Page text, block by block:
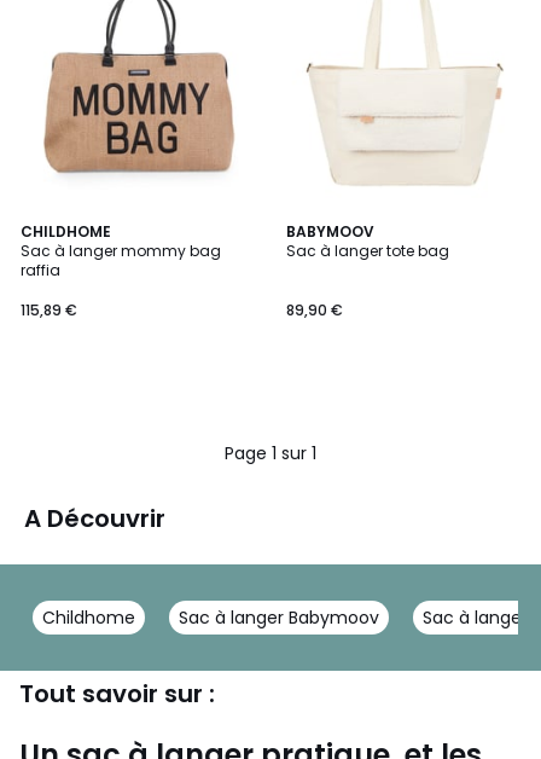
CHILDHOME
Sac à langer mommy bag
raffia
115,89 €
BABYMOOV
Sac à langer tote bag
89,90 €
Page 1 sur 1
A Découvrir
Childhome Sac à langer Babymoov Sac à langer
Tout savoir sur :